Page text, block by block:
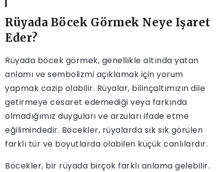
Rüyada Böcek Görmek Neye Işaret
Eder?
Rüyada böcek görmek, genellikle altında yatan
anlamı ve sembolizmi açıklamak için yorum
yapmak cazip olabilir. Rüyalar, bilinçaltımızın dile
getirmeye cesaret edemediği veya farkında
olmadığımız duyguları ve arzuları ifade etme
eğilimindedir. Böcekler, rüyalarda sık sık görülen
farklı tür ve boyutlarda olabilen küçük canlılardır.
Böcekler, bir rüyada birçok farklı anlama gelebilir.